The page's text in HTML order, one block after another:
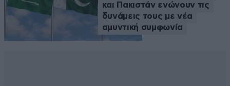
και Πακιστάν ενώνουν τις
δυνάμεις τους με νέα
αμυντική συμφωνία